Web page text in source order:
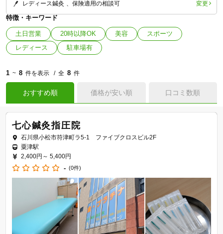
レディース鍼灸 保険適用の相談可 変更
特徴・キーワード
土日営業 20時以降OK 美容
スポーツ
レディース
駐車場有
1 ~ 8 件を表示 全 8 件
おすすめ順 価格が安い順 口コミ数順
七心鍼灸指圧院
石川県小松市符津町ラ5-1 ファイブクロスビル2F
粟津駅
2,400円～ 5,400円
- (0件)
「健康にはりを見た」